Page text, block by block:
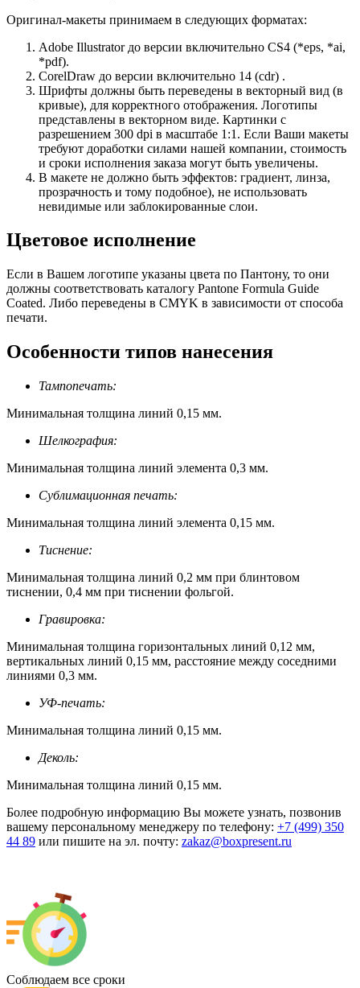
Оригинал-макеты принимаем в следующих форматах:
Adobe Illustrator до версии включительно CS4 (*eps, *ai,
*pdf).
CorelDraw до версии включительно 14 (cdr) .
Шрифты должны быть переведены в векторный вид (в
кривые), для корректного отображения. Логотипы
представлены в векторном виде. Картинки с
разрешением 300 dpi в масштабе 1:1. Если Ваши макеты
требуют доработки силами нашей компании, стоимость
и сроки исполнения заказа могут быть увеличены.
В макете не должно быть эффектов: градиент, линза,
прозрачность и тому подобное), не использовать
невидимые или заблокированные слои.
Цветовое исполнение
Если в Вашем логотипе указаны цвета по Пантону, то они
должны соответствовать каталогу Pantone Formula Guide
Coated. Либо переведены в CMYK в зависимости от способа
печати.
Особенности типов нанесения
Тампопечать:
Минимальная толщина линий 0,15 мм.
Шелкография:
Минимальная толщина линий элемента 0,3 мм.
Сублимационная печать:
Минимальная толщина линий элемента 0,15 мм.
Тиснение:
Минимальная толщина линий 0,2 мм при блинтовом
тиснении, 0,4 мм при тиснении фольгой.
Гравировка:
Минимальная толщина горизонтальных линий 0,12 мм,
вертикальных линий 0,15 мм, расстояние между соседними
линиями 0,3 мм.
УФ-печать:
Минимальная толщина линий 0,15 мм.
Деколь:
Минимальная толщина линий 0,15 мм.
Более подробную информацию Вы можете узнать, позвонив
вашему персональному менеджеру по телефону: +7 (499) 350
44 89 или пишите на эл. почту: zakaz@boxpresent.ru
Соблюдаем все сроки